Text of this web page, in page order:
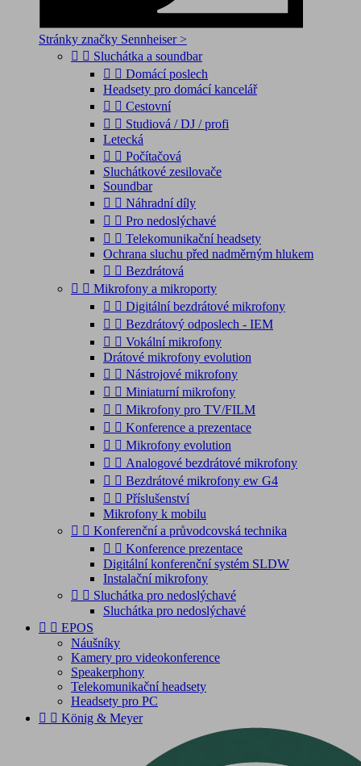
Stránky značky Sennheiser >
  Sluchátka a soundbar
  Domácí poslech
Headsety pro domácí kancelář
  Cestovní
  Studiová / DJ / profi
Letecká
  Počítačová
Sluchátkové zesilovače
Soundbar
  Náhradní díly
  Pro nedoslýchavé
  Telekomunikační headsety
Ochrana sluchu před nadměrným hlukem
  Bezdrátová
  Mikrofony a mikroporty
  Digitální bezdrátové mikrofony
  Bezdrátový odposlech - IEM
  Vokální mikrofony
Drátové mikrofony evolution
  Nástrojové mikrofony
  Miniaturní mikrofony
  Mikrofony pro TV/FILM
  Konference a prezentace
  Mikrofony evolution
  Analogové bezdrátové mikrofony
  Bezdrátové mikrofony ew G4
  Příslušenství
Mikrofony k mobilu
  Konferenční a průvodcovská technika
  Konference prezentace
Digitální konferenční systém SLDW
Instalační mikrofony
  Sluchátka pro nedoslýchavé
Sluchátka pro nedoslýchavé
  EPOS
Náušníky
Kamery pro videokonference
Speakerphony
Telekomunikační headsety
Headsety pro PC
  König & Meyer